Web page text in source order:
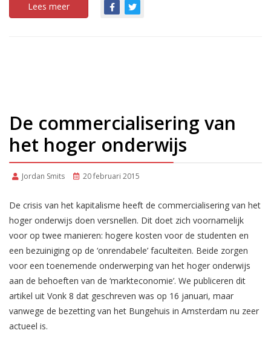
Lees meer
De commercialisering van
het hoger onderwijs
Jordan Smits 20 februari 2015
De crisis van het kapitalisme heeft de commercialisering van het
hoger onderwijs doen versnellen. Dit doet zich voornamelijk
voor op twee manieren: hogere kosten voor de studenten en
een bezuiniging op de ‘onrendabele’ faculteiten. Beide zorgen
voor een toenemende onderwerping van het hoger onderwijs
aan de behoeften van de ‘markteconomie’. We publiceren dit
artikel uit Vonk 8 dat geschreven was op 16 januari, maar
vanwege de bezetting van het Bungehuis in Amsterdam nu zeer
actueel is.